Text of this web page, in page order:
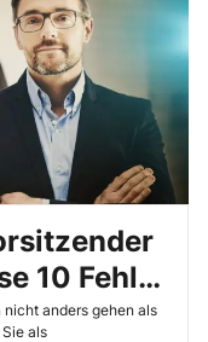
10 Fehler
anders gehen als
als